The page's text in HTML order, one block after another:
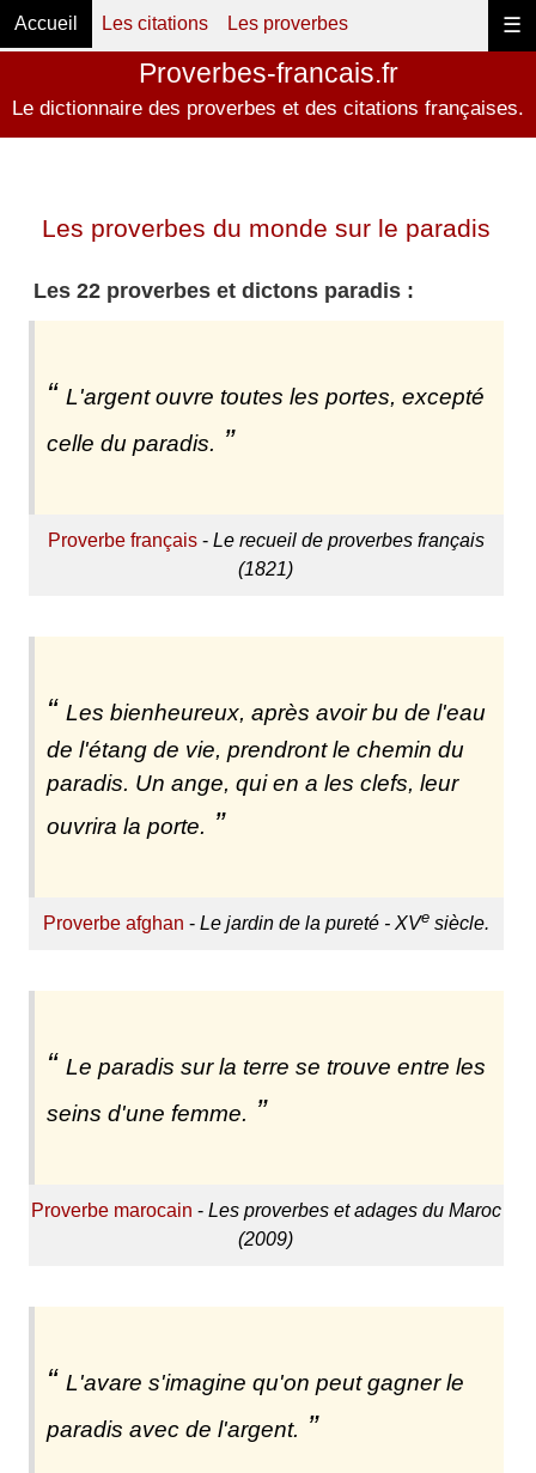
☰
Accueil Les citations Les proverbes
Proverbes-francais.fr
Le dictionnaire des proverbes et des citations françaises.
Les proverbes du monde sur le paradis
Les 22 proverbes et dictons paradis :
L'argent ouvre toutes les portes, excepté
celle du paradis.
Proverbe français- Le recueil de proverbes français
(1821)
Les bienheureux, après avoir bu de l'eau
de l'étang de vie, prendront le chemin du
paradis. Un ange, qui en a les clefs, leur
ouvrira la porte.
Proverbe afghan - Le jardin de la pureté - XVesiècle.
Le paradis sur la terre se trouve entre les
seins d'une femme.
Proverbe marocain - Les proverbes et adages du Maroc
(2009)
L'avare s'imagine qu'on peut gagner le
paradis avec de l'argent.